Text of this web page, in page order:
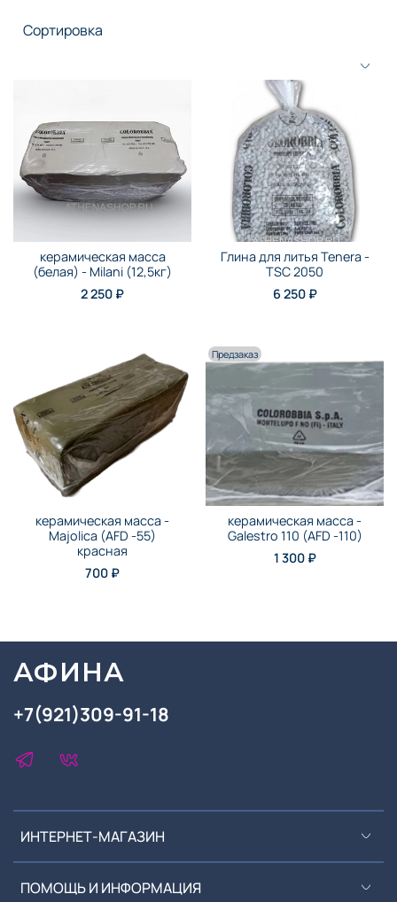
керамическая масса
(белая) - Milani (12,5кг)
2 250 ₽
Глина для литья Tenera -
TSC 2050
6 250 ₽
керамическая масса -
Majolica (AFD -55)
красная
700 ₽
Предзаказ
керамическая масса -
Galestro 110 (AFD -110)
1 300 ₽
ИНТЕРНЕТ-МАГАЗИН
ПОМОЩЬ И ИНФОРМАЦИЯ
+7(921)309-91-18
АФИНА